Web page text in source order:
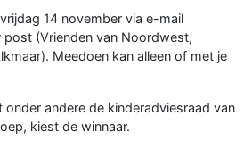
14 november via e-mail
post (Vrienden van Noordwest,
Meedoen kan alleen of met je
onder andere de kinderadviesraad van
kiest de winnaar.